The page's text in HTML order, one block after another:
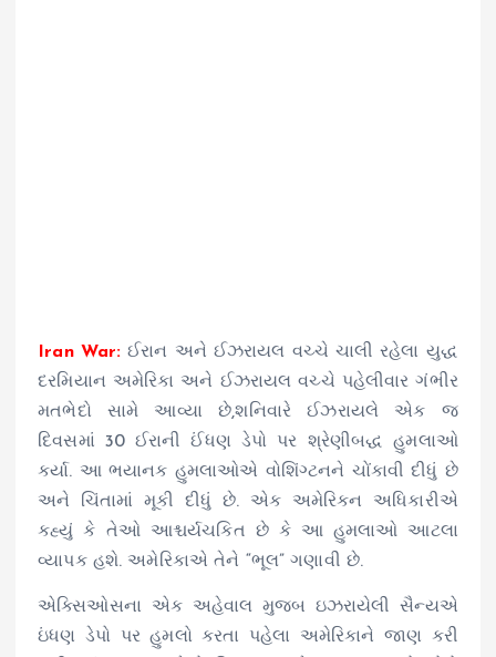
Iran War: ઈરાન અને ઈઝરાયલ વચ્ચે ચાલી રહેલા યુદ્ધ
દરમિયાન અમેરિકા અને ઈઝરાયલ વચ્ચે પહેલીવાર ગંભીર
મતભેદો સામે આવ્યા છે,શનિવારે ઈઝરાયલે એક જ
દિવસમાં 30 ઈરાની ઈંધણ ડેપો પર શ્રેણીબદ્ધ હુમલાઓ
કર્યા. આ ભયાનક હુમલાઓએ વોશિંગ્ટનને ચોંકાવી દીધું છે
અને ચિંતામાં મૂકી દીધું છે. એક અમેરિકન અધિકારીએ
કહ્યું કે તેઓ આશ્ચર્યચકિત છે કે આ હુમલાઓ આટલા
વ્યાપક હશે. અમેરિકાએ તેને “ભૂલ” ગણાવી છે.
એક્સિઓસના એક અહેવાલ મુજબ ઇઝરાયેલી સૈન્યએ
ઇંધણ ડેપો પર હુમલો કરતા પહેલા અમેરિકાને જાણ કરી